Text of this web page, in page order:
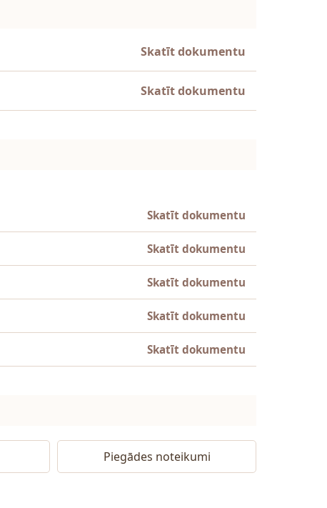
Skatīt dokumentu
Skatīt dokumentu
Skatīt dokumentu
Skatīt dokumentu
Skatīt dokumentu
Skatīt dokumentu
Skatīt dokumentu
Piegādes noteikumi